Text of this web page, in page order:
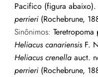
Pacifico (figura abaixo).
perrieri(Rochebrune,
Sinônimos:
Heliacus canariensisF.
Heliacus crenellaauct.
perrieri(Rochebrune,